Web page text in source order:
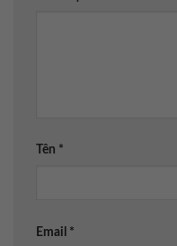
Tên *
Email *